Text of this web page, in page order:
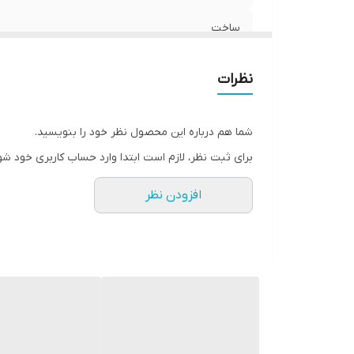
ساخت
نظرات
شما هم درباره این محصول نظر خود را بنویسید.
برای ثبت نظر، لازم است ابتدا وارد حساب کاربری خود
افزودن نظر